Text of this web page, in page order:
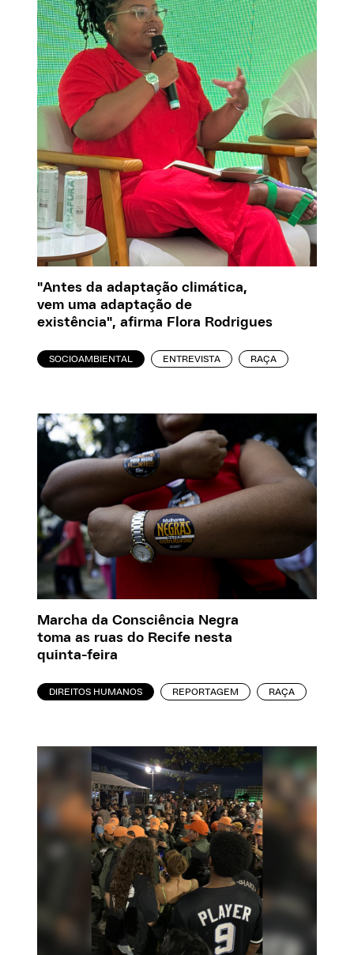
"Antes da adaptação climática,
vem uma adaptação de
existência", afirma Flora Rodrigues
SOCIOAMBIENTAL ENTREVISTA RAÇA
Marcha da Consciência Negra
toma as ruas do Recife nesta
quinta-feira
DIREITOS HUMANOS REPORTAGEM RAÇA